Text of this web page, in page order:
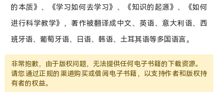
的本质》、《学习如何去学习》、《知识的起源》、《如何
进行科学教学》，著作被翻译成中文、英语、意大利语、西
班牙语、葡萄牙语、日语、韩语、土耳其语等多国语言。
非常抱歉，由于版权问题，无法提供任何电子书籍的下载资源。
请您通过正规的渠道购买或借阅电子书籍，以支持作者和版权持
有者的权益。